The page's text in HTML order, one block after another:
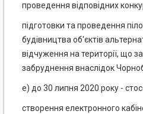
проведення відповідних
підготовки та проведення
будівництва об'єктів
відчуження на території, що
забруднення внаслідок
е) до 30 липня 2020 року -
створення електронного